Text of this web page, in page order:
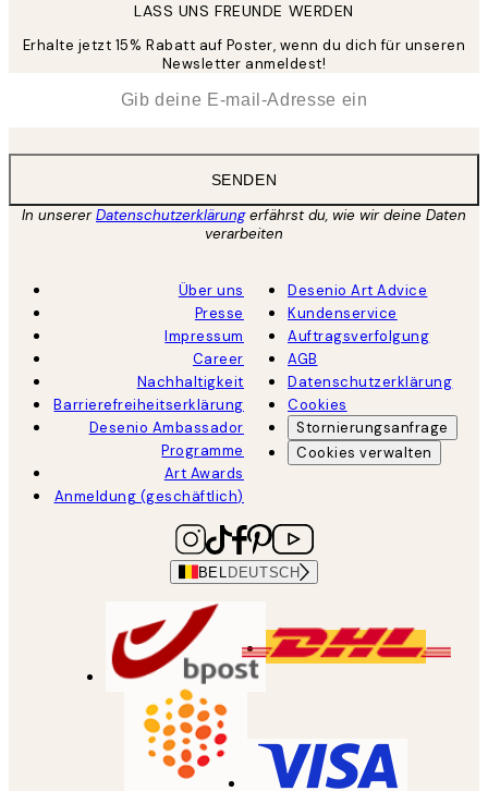
LASS UNS FREUNDE WERDEN
Erhalte jetzt 15% Rabatt auf Poster, wenn du dich für unseren
Newsletter anmeldest!
SENDEN
In unsererDatenschutzerklärungerfährst du, wie wir deine Daten
verarbeiten
Über uns
Presse
Impressum
Career
Nachhaltigkeit
Barrierefreiheitserklärung
Desenio Ambassador
Programme
Art Awards
Anmeldung (geschäftlich)
Desenio Art Advice
Kundenservice
Auftragsverfolgung
AGB
Datenschutzerklärung
Cookies
Stornierungsanfrage
Cookies verwalten
BEL DEUTSCH